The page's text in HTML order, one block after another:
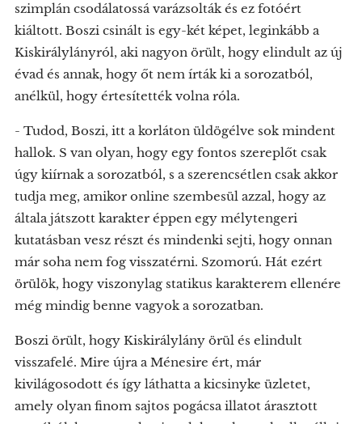
szimplán csodálatossá varázsolták és ez fotóért
kiáltott. Boszi csinált is egy-két képet, leginkább a
Kiskirálylányról, aki nagyon örült, hogy elindult az új
évad és annak, hogy őt nem írták ki a sorozatból,
anélkül, hogy értesítették volna róla.
- Tudod, Boszi, itt a korláton üldögélve sok mindent
hallok. S van olyan, hogy egy fontos szereplőt csak
úgy kiírnak a sorozatból, s a szerencsétlen csak akkor
tudja meg, amikor online szembesül azzal, hogy az
általa játszott karakter éppen egy mélytengeri
kutatásban vesz részt és mindenki sejti, hogy onnan
már soha nem fog visszatérni. Szomorú. Hát ezért
örülök, hogy viszonylag statikus karakterem ellenére
még mindig benne vagyok a sorozatban.
Boszi örült, hogy Kiskirálylány örül és elindult
visszafelé. Mire újra a Ménesire ért, már
kivilágosodott és így láthatta a kicsinyke üzletet,
amely olyan finom sajtos pogácsa illatot árasztott